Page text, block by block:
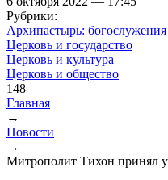
Рубрики:
Архипастырь:
Церковь и государство
Церковь и культура
Церковь и общество
148
Вы здесь
Главная
→
Новости
→
Митрополит Тихон принял